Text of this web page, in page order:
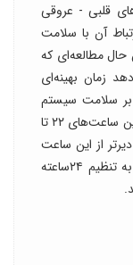
قلبی - عروقی
آن با سلامت
حال مطالعه‌ای که
زمان بهینه‌ای
بر سلامت سیستم
قلبی - عروقی تاثیرگذار باشد. این زمان بهینه بین ساعت‌های ۲۲ تا
از این ساعت
ممکن است باعث شود بدن ما علائمی را که به تنظیم ۲۴ساعته